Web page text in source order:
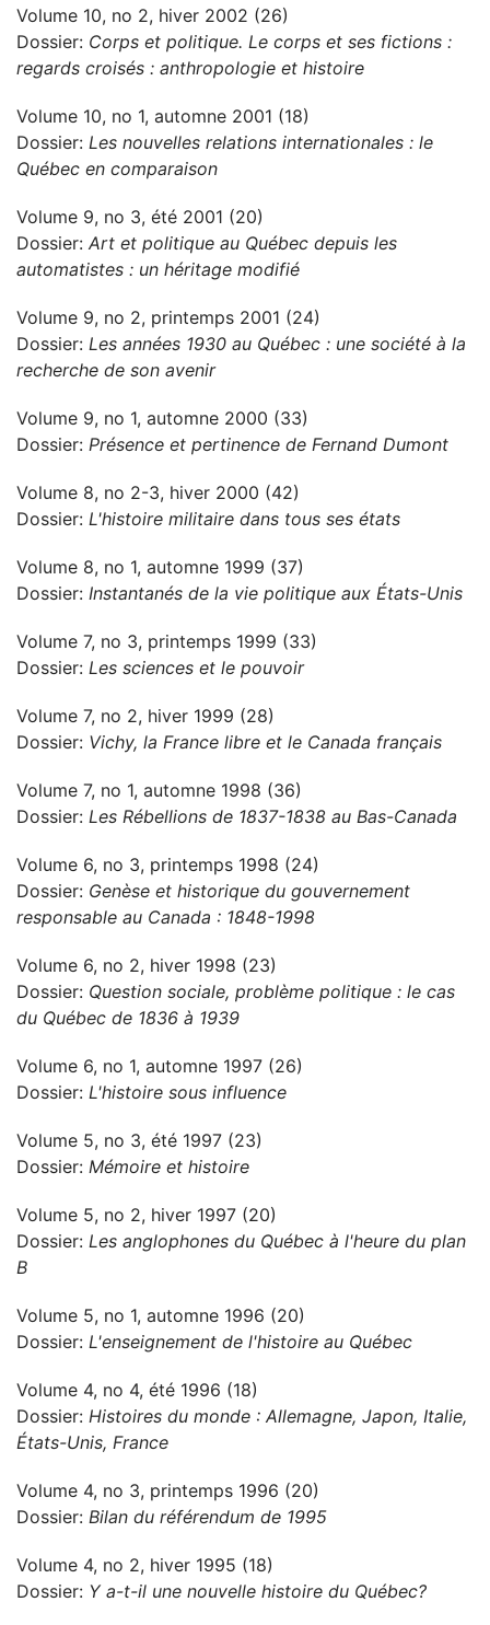
Volume 10, no 2, hiver 2002 (26)
Dossier: Corps et politique. Le corps et ses fictions :
regards croisés : anthropologie et histoire
Volume 10, no 1, automne 2001 (18)
Dossier: Les nouvelles relations internationales : le
Québec en comparaison
Volume 9, no 3, été 2001 (20)
Dossier: Art et politique au Québec depuis les
automatistes : un héritage modifié
Volume 9, no 2, printemps 2001 (24)
Dossier: Les années 1930 au Québec : une société à la
recherche de son avenir
Volume 9, no 1, automne 2000 (33)
Dossier: Présence et pertinence de Fernand Dumont
Volume 8, no 2-3, hiver 2000 (42)
Dossier: L'histoire militaire dans tous ses états
Volume 8, no 1, automne 1999 (37)
Dossier: Instantanés de la vie politique aux États-Unis
Volume 7, no 3, printemps 1999 (33)
Dossier: Les sciences et le pouvoir
Volume 7, no 2, hiver 1999 (28)
Dossier: Vichy, la France libre et le Canada français
Volume 7, no 1, automne 1998 (36)
Dossier: Les Rébellions de 1837-1838 au Bas-Canada
Volume 6, no 3, printemps 1998 (24)
Dossier: Genèse et historique du gouvernement
responsable au Canada : 1848-1998
Volume 6, no 2, hiver 1998 (23)
Dossier: Question sociale, problème politique : le cas
du Québec de 1836 à 1939
Volume 6, no 1, automne 1997 (26)
Dossier: L'histoire sous influence
Volume 5, no 3, été 1997 (23)
Dossier: Mémoire et histoire
Volume 5, no 2, hiver 1997 (20)
Dossier: Les anglophones du Québec à l'heure du plan
B
Volume 5, no 1, automne 1996 (20)
Dossier: L'enseignement de l'histoire au Québec
Volume 4, no 4, été 1996 (18)
Dossier: Histoires du monde : Allemagne, Japon, Italie,
États-Unis, France
Volume 4, no 3, printemps 1996 (20)
Dossier: Bilan du référendum de 1995
Volume 4, no 2, hiver 1995 (18)
Dossier: Y a-t-il une nouvelle histoire du Québec?